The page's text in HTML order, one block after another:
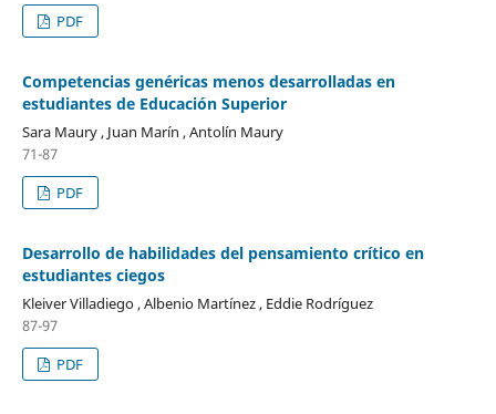
PDF
Competencias genéricas menos desarrolladas en
estudiantes de Educación Superior
Sara Maury , Juan Marín , Antolín Maury
71-87
PDF
Desarrollo de habilidades del pensamiento crítico en
estudiantes ciegos
Kleiver Villadiego , Albenio Martínez , Eddie Rodríguez
87-97
PDF